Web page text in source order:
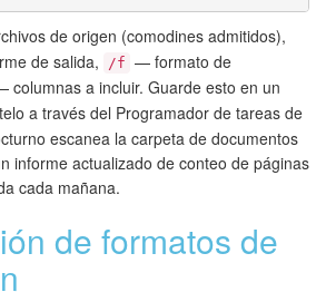
de origen (comodines admitidos),
de salida, /f — formato de
columnas a incluir. Guarde esto en un
a través del Programador de tareas de
escanea la carpeta de documentos
informe actualizado de conteo de páginas
cada mañana.
de formatos de